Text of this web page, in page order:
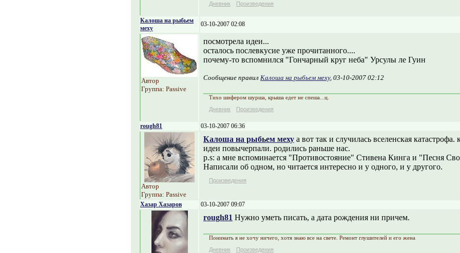
Дневник
Произведения
Калоша на рыбьем
меху
03-10-2007 02:08
Автор
Группа: Passive
посмотрела идеи...
осталось послевкусие уже прочитанного....
почему-то вспомнился "Гончарный круг неба" Урсулы ле Гуин
Сообщение правил Калоша на рыбьем меху, 03-10-2007 02:12
Тихо шифером шурша, крыша едет не спеша...ц.
Дневник
Произведения
rough81 03-10-2007 06:36
Автор
Группа: Passive
Калоша на рыбьем меху а вот так и случилась вселенская катастрофа.
идеи повычерпали. родились раньше нас.
p.s: а мне вспоминается "Противостояние" Стивена Кинга и "Песня
Написали об одном, но читается интересно и у одного, и у другого.
Произведения
Хазар Хазаров 03-10-2007 09:07
rough81 Нужно уметь писать, а дата рождения ни причем.
Понимать я не хочу ничего, хотя знаю все на свете. Ремонт глушителей и его жена
Дневник
Произведения